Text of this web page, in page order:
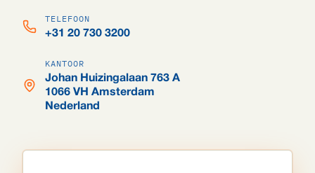
TELEFOON
+31 20 730 3200
KANTOOR
Johan Huizingalaan 763 A
1066 VH Amsterdam
Nederland